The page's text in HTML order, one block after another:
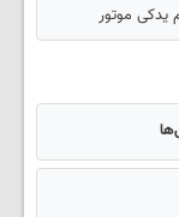
یدکی موتور